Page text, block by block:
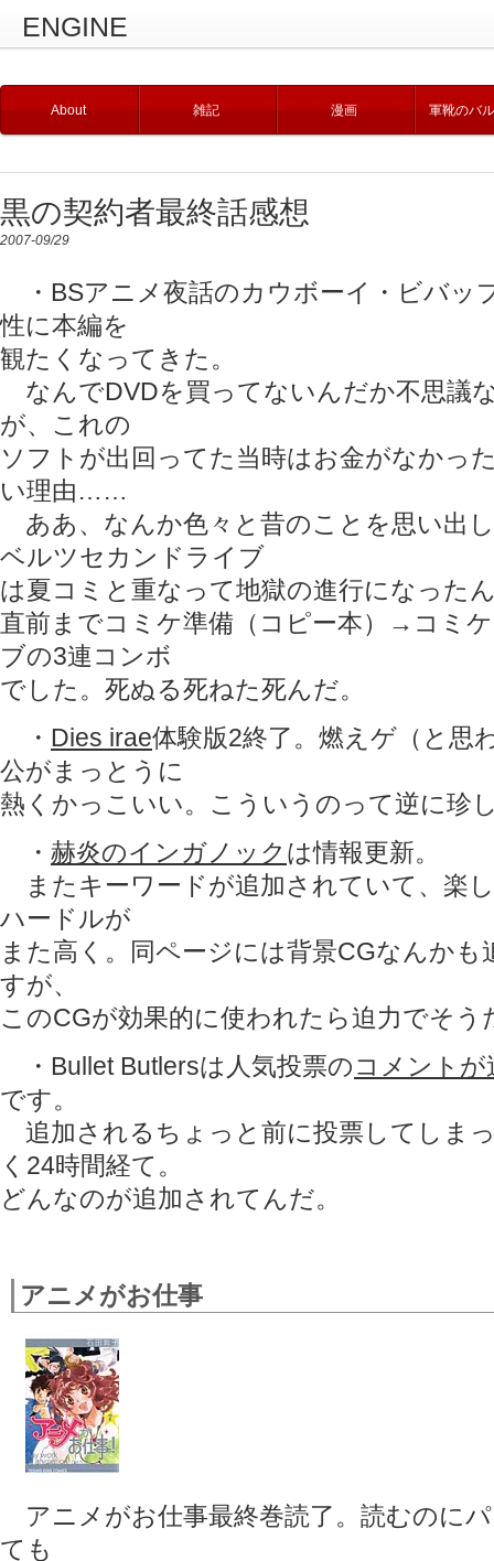
ENGINE
About 雑記 漫画 軍靴のバ
黒の契約者最終話感想
2007-09/29
・BSアニメ夜話のカウボーイ・ビバッ
性に本編を
観たくなってきた。
なんでDVDを買ってないんだか不思議
が、これの
ソフトが出回ってた当時はお金がなかっ
い理由……
ああ、なんか色々と昔のことを思い出
ベルツセカンドライブ
は夏コミと重なって地獄の進行になった
直前までコミケ準備（コピー本）→コミ
ブの3連コンボ
でした。死ぬる死ねた死んだ。
・ Dies irae体験版2終了。燃えゲ（と思
公がまっとうに
熱くかっこいい。こういうのって逆に珍
・ 赫炎のインガノック は情報更新。
またキーワードが追加されていて、楽
ハードルが
また高く。同ページには背景CGなんか
すが、
このCGが効果的に使われたら迫力でそう
・Bullet Butlersは人気投票のコメントが
です。
追加されるちょっと前に投票してしま
く24時間経て。
どんなのが追加されてんだ。
アニメがお仕事
アニメがお仕事最終巻読了。読むのに
ても